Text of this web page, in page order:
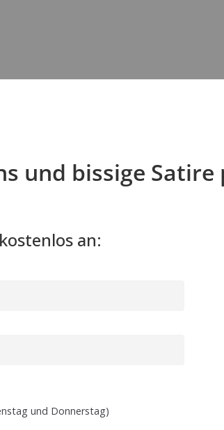
und bissige Satire
an:
und Donnerstag)